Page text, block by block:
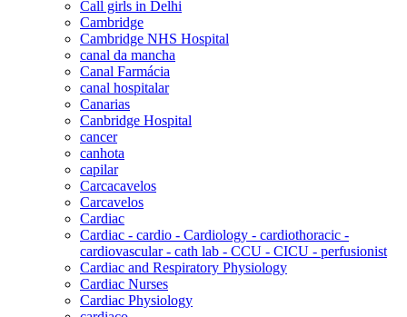
Call girls in Delhi
Cambridge
Cambridge NHS Hospital
canal da mancha
Canal Farmácia
canal hospitalar
Canarias
Canbridge Hospital
cancer
canhota
capilar
Carcacavelos
Carcavelos
Cardiac
Cardiac - cardio - Cardiology - cardiothoracic -
cardiovascular - cath lab - CCU - CICU - perfusionist
Cardiac and Respiratory Physiology
Cardiac Nurses
Cardiac Physiology